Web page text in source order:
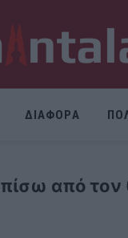
ΔΙΑΦΟΡΑ
από